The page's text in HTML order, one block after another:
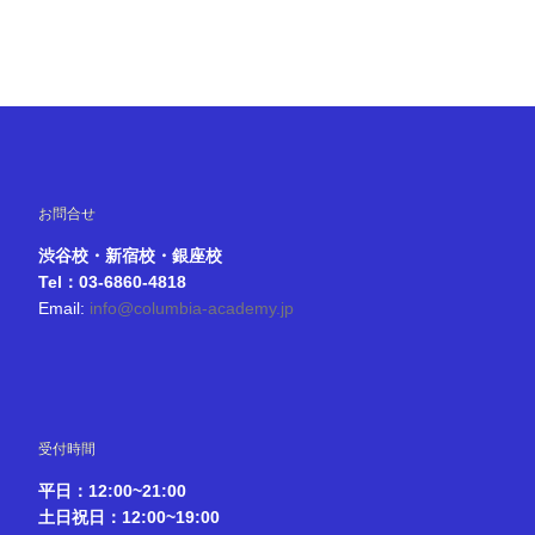
お問合せ
渋谷校・新宿校・銀座校
Tel：03-6860-4818
Email: info@columbia-academy.jp
受付時間
平日：12:00~21:00
土日祝日：12:00~19:00